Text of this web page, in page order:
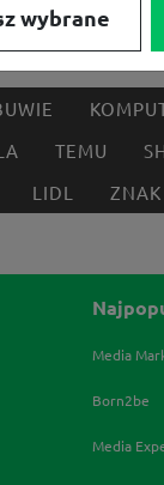
TEMU
LIDL ZNAK
Media
Born2be
Media
wybrane